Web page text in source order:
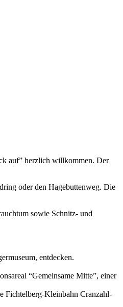
auf” herzlich willkommen. Der
oder den Hagebuttenweg. Die
sowie Schnitz- und
entdecken.
“Gemeinsame Mitte”, einer
Fichtelberg-Kleinbahn Cranzahl-